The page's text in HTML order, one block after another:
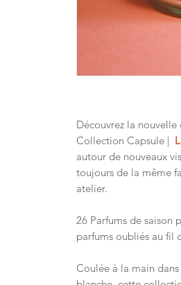
Découvrez la
Collection Capsule |
autour de nouveaux
toujours de la même
atelier.
26 Parfums de saison
parfums oubliés au fil
Coulée à la main